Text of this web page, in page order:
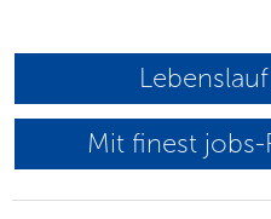
Mit finest